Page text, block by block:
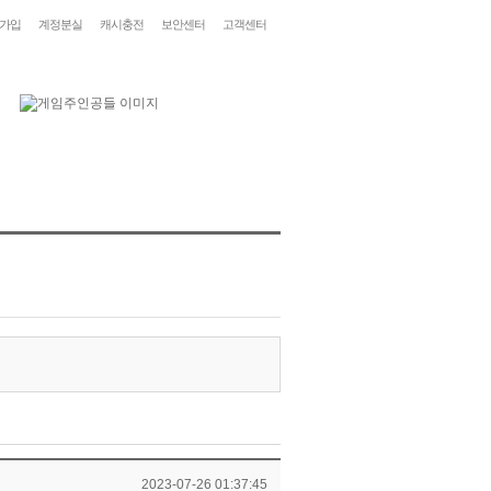
입 계정분실 캐시충전 보안센터 고객센터
2023-07-26 01:37:45